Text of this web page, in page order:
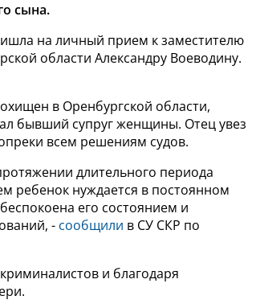
сына.
на личный прием к заместителю
области Александру Воеводину.
в Оренбургской области,
бывший супруг женщины. Отец увез
всем решениям судов.
длительного периода
ребенок нуждается в постоянном
его состоянием и
- сообщили в СУ СКР по
и благодаря